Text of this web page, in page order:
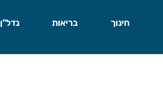
חינוך בריאות נדל"ן